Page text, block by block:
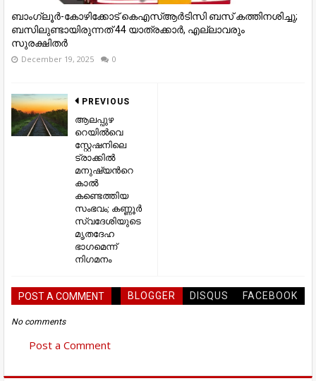
ബാംഗ്ലൂർ-കോഴിക്കോട് കെഎസ്ആർടിസി ബസ് കത്തിനശിച്ചു;
ബസിലുണ്ടായിരുന്നത് 44 യാത്രക്കാർ, എല്ലാവരും
സുരക്ഷിതർ
December 19, 2025 0
PREVIOUS
ആലപ്പുഴ
റെയിൽവെ
സ്റ്റേഷനിലെ
ട്രാക്കിൽ
മനുഷ്യന്‍റെ
കാൽ
കണ്ടെത്തിയ
സംഭവം; കണ്ണൂര്‍
സ്വദേശിയുടെ
മൃതദേഹ
ഭാഗമെന്ന്
നിഗമനം
POST A COMMENT BLOGGER DISQUS FACEBOOK
No comments
Post a Comment